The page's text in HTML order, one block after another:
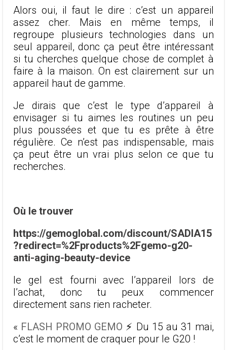
Alors oui, il faut le dire : c’est un appareil
assez cher. Mais en même temps, il
regroupe plusieurs technologies dans un
seul appareil, donc ça peut être intéressant
si tu cherches quelque chose de complet à
faire à la maison. On est clairement sur un
appareil haut de gamme.
Je dirais que c’est le type d’appareil à
envisager si tu aimes les routines un peu
plus poussées et que tu es prête à être
régulière. Ce n’est pas indispensable, mais
ça peut être un vrai plus selon ce que tu
recherches.
Où le trouver
https://gemoglobal.com/discount/SADIA15
?redirect=%2Fproducts%2Fgemo-g20-
anti-aging-beauty-device
le gel est fourni avec l’appareil lors de
l’achat, donc tu peux commencer
directement sans rien racheter.
« FLASH PROMO GEMO ⚡️ Du 15 au 31 mai,
c’est le moment de craquer pour le G20 !